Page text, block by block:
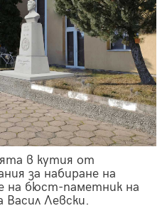
в кутия от
за набиране на
на бюст-паметник на
Левски.